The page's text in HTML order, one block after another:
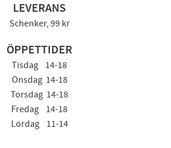
LEVERANS
Schenker, 99 kr
ÖPPETTIDER
Tisdag 14-18
Onsdag 14-18
Torsdag 14-18
Fredag 14-18
Lördag 11-14